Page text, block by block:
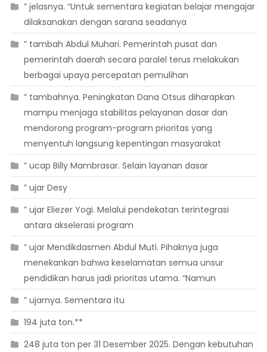
” jelasnya. “Untuk sementara kegiatan belajar mengajar
dilaksanakan dengan sarana seadanya
” tambah Abdul Muhari. Pemerintah pusat dan
pemerintah daerah secara paralel terus melakukan
berbagai upaya percepatan pemulihan
” tambahnya. Peningkatan Dana Otsus diharapkan
mampu menjaga stabilitas pelayanan dasar dan
mendorong program-program prioritas yang
menyentuh langsung kepentingan masyarakat
” ucap Billy Mambrasar. Selain layanan dasar
” ujar Desy
” ujar Eliezer Yogi. Melalui pendekatan terintegrasi
antara akselerasi program
” ujar Mendikdasmen Abdul Muti. Pihaknya juga
menekankan bahwa keselamatan semua unsur
pendidikan harus jadi prioritas utama. “Namun
” ujarnya. Sementara itu
194 juta ton.**
248 juta ton per 31 Desember 2025. Dengan kebutuhan